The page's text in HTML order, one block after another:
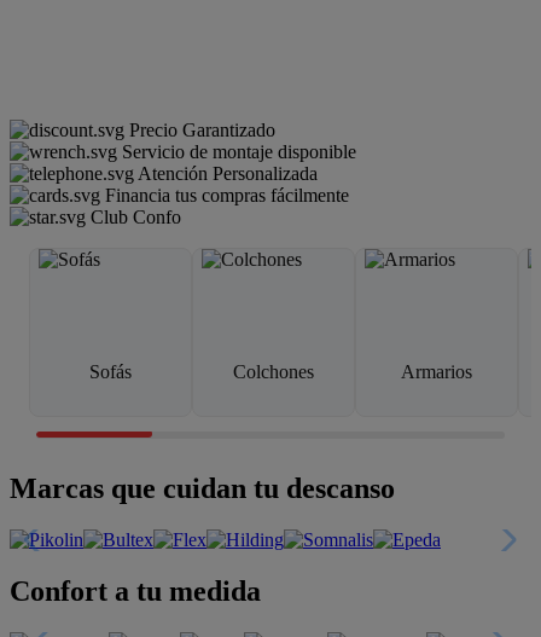
Precio Garantizado
Servicio de montaje disponible
Atención Personalizada
Financia tus compras fácilmente
Club Confo
Sofás Colchones Armarios
Marcas que cuidan tu descanso
Confort a tu medida